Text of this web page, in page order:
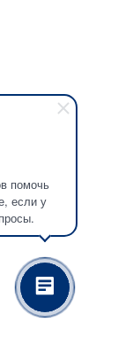
помочь
если у